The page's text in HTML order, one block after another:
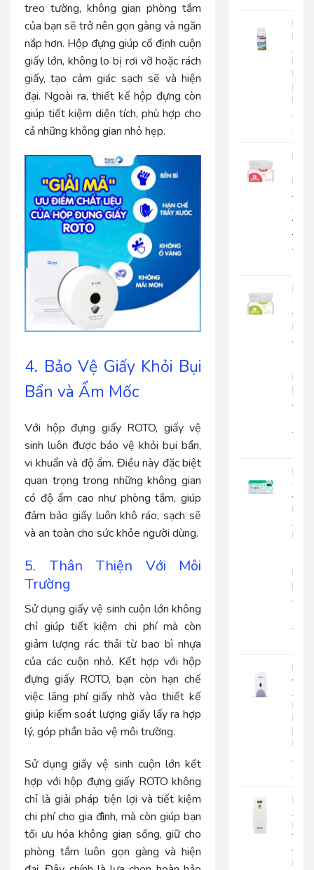
treo tường, không gian phòng tắm
của bạn sẽ trở nên gọn gàng và ngăn
nắp hơn. Hộp đựng giúp cố định cuộn
giấy lớn, không lo bị rơi vỡ hoặc rách
giấy, tạo cảm giác sạch sẽ và hiện
đại. Ngoài ra, thiết kế hộp đựng còn
giúp tiết kiệm diện tích, phù hợp cho
cả những không gian nhỏ hẹp.
4. Bảo Vệ Giấy Khỏi Bụi
Bẩn và Ẩm Mốc
Với hộp đựng giấy ROTO, giấy vệ
sinh luôn được bảo vệ khỏi bụi bẩn,
vi khuẩn và độ ẩm. Điều này đặc biệt
quan trọng trong những không gian
có độ ẩm cao như phòng tắm, giúp
đảm bảo giấy luôn khô ráo, sạch sẽ
và an toàn cho sức khỏe người dùng.
5. Thân Thiện Với Môi
Trường
Sử dụng giấy vệ sinh cuộn lớn không
chỉ giúp tiết kiệm chi phí mà còn
giảm lượng rác thải từ bao bì nhựa
của các cuộn nhỏ. Kết hợp với hộp
đựng giấy ROTO, bạn còn hạn chế
việc lãng phí giấy nhờ vào thiết kế
giúp kiểm soát lượng giấy lấy ra hợp
lý, góp phần bảo vệ môi trường.
Sử dụng giấy vệ sinh cuộn lớn kết
hợp với hộp đựng giấy ROTO không
chỉ là giải pháp tiện lợi và tiết kiệm
chi phí cho gia đình, mà còn giúp bạn
tối ưu hóa không gian sống, giữ cho
phòng tắm luôn gọn gàng và hiện
Hoa
Xịt
|
RT300
Khăn
Giấy
Lụa
Silk
400|
JPS400
Khăn
Giấy
Đa
20-
Lớp
|
Khăn
Giấy
Đa
An
20-
2
Lớp
|
2
Bình
Xà
|
RT800
Máy
Xịt
Tự